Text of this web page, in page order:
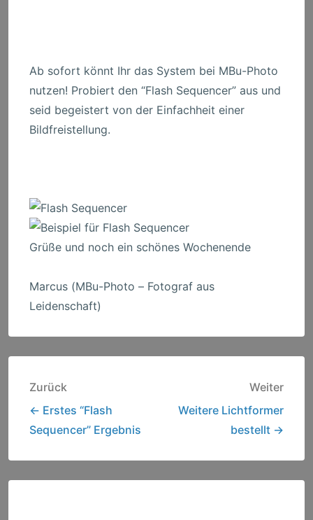
Ab sofort könnt Ihr das System bei MBu-Photo
nutzen! Probiert den “Flash Sequencer” aus und
seid begeistert von der Einfachheit einer
Bildfreistellung.
Grüße und noch ein schönes Wochenende
Marcus (MBu-Photo – Fotograf aus
Leidenschaft)
Beitragsnavigation
Zurück
← Erstes “Flash
Sequencer” Ergebnis
Weiter
Weitere Lichtformer
bestellt →